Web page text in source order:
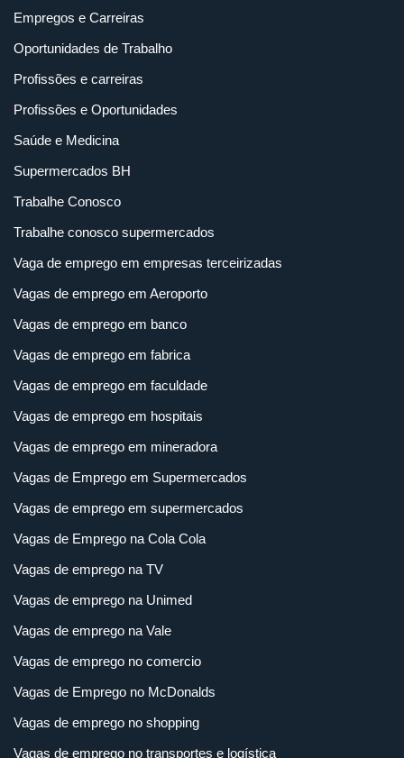
Empregos e Carreiras
Oportunidades de Trabalho
Profissões e carreiras
Profissões e Oportunidades
Saúde e Medicina
Supermercados BH
Trabalhe Conosco
Trabalhe conosco supermercados
Vaga de emprego em empresas terceirizadas
Vagas de emprego em Aeroporto
Vagas de emprego em banco
Vagas de emprego em fabrica
Vagas de emprego em faculdade
Vagas de emprego em hospitais
Vagas de emprego em mineradora
Vagas de Emprego em Supermercados
Vagas de emprego em supermercados
Vagas de Emprego na Cola Cola
Vagas de emprego na TV
Vagas de emprego na Unimed
Vagas de emprego na Vale
Vagas de emprego no comercio
Vagas de Emprego no McDonalds
Vagas de emprego no shopping
Vagas de emprego no transportes e logística